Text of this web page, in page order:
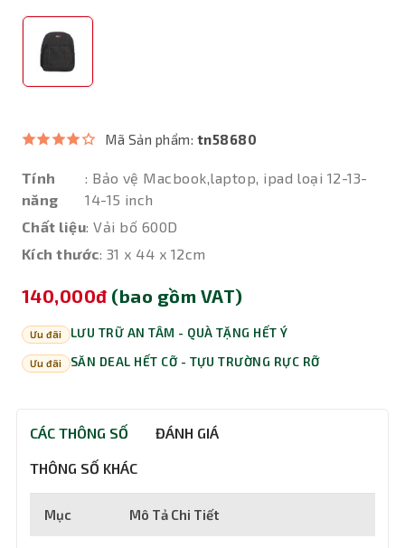
Mã Sản phẩm: tn58680
Tính
năng
: Bảo vệ Macbook,laptop, ipad loại 12-13-
14-15 inch
Chất liệu: Vải bố 600D
Kích thước: 31 x 44 x 12cm
140,000đ (bao gồm VAT)
Ưu đãi LƯU TRỮ AN TÂM - QUÀ TẶNG HẾT Ý
Ưu đãi SĂN DEAL HẾT CỠ - TỰU TRƯỜNG RỰC RỠ
CÁC THÔNG SỐ ĐÁNH GIÁ
THÔNG SỐ KHÁC
Mục Mô Tả Chi Tiết